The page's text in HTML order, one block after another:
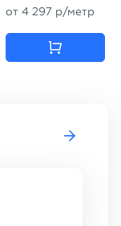
от 4 297 p/метр